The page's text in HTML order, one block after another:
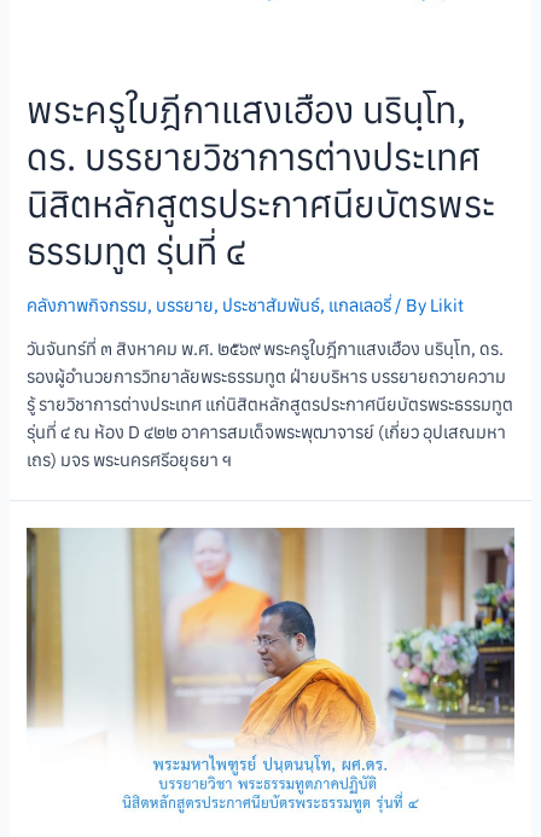
พระครูใบฎีกาแสงเฮือง นรินฺโท,
ดร. บรรยายวิชาการต่างประเทศ
นิสิตหลักสูตรประกาศนียบัตรพระ
ธรรมทูต รุ่นที่ ๔
คลังภาพกิจกรรม, บรรยาย, ประชาสัมพันธ์, แกลเลอรี่ / By Likit
วันจันทร์ที่ ๓ สิงหาคม พ.ศ. ๒๕๖๙ พระครูใบฎีกาแสงเฮือง นรินฺโท, ดร.
รองผู้อำนวยการวิทยาลัยพระธรรมทูต ฝ่ายบริหาร บรรยายถวายความ
รู้ รายวิชาการต่างประเทศ แก่นิสิตหลักสูตรประกาศนียบัตรพระธรรมทูต
รุ่นที่ ๔ ณ ห้อง D ๔๒๒ อาคารสมเด็จพระพุฒาจารย์ (เกี่ยว อุปเสณมหา
เถร) มจร พระนครศรีอยุธยา ฯ